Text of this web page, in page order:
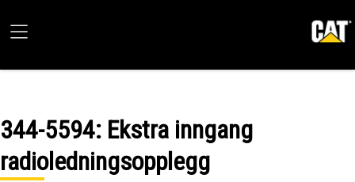
344-5594: Ekstra inngang
radioledningsopplegg